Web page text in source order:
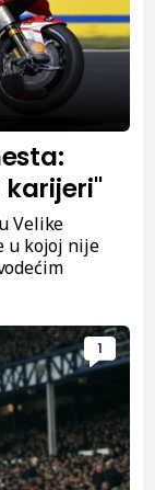
karijeri"
Velike
u kojoj nije
1